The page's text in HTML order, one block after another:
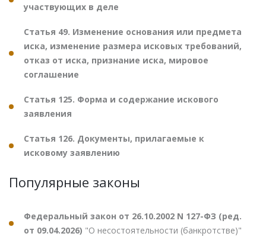
участвующих в деле
Статья 49. Изменение основания или предмета
иска, изменение размера исковых требований,
отказ от иска, признание иска, мировое
соглашение
Статья 125. Форма и содержание искового
заявления
Статья 126. Документы, прилагаемые к
исковому заявлению
Популярные законы
Федеральный закон от 26.10.2002 N 127-ФЗ (ред.
от 09.04.2026) "О несостоятельности (банкротстве)"